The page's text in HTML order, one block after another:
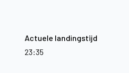
Actuele landingstijd
23:35